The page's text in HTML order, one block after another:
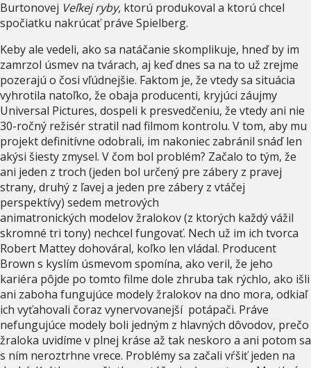
Burtonovej Veľkej ryby, ktorú produkoval a ktorú chcel
spočiatku nakrúcať práve Spielberg.
Keby ale vedeli, ako sa natáčanie skomplikuje, hneď by im
zamrzol úsmev na tvárach, aj keď dnes sa na to už zrejme
pozerajú o čosi vľúdnejšie. Faktom je, že vtedy sa situácia
vyhrotila natoľko, že obaja producenti, kryjúci záujmy
Universal Pictures, dospeli k presvedčeniu, že vtedy ani nie
30-ročný režisér stratil nad filmom kontrolu. V tom, aby mu
projekt definitívne odobrali, im nakoniec zabránil snáď len
akýsi šiesty zmysel. V čom bol problém? Začalo to tým, že
ani jeden z troch (jeden bol určený pre zábery z pravej
strany, druhý z ľavej a jeden pre zábery z vtáčej
perspektívy) sedem metrových
animatronických modelov žralokov (z ktorých každý vážil
skromné tri tony) nechcel fungovať. Nech už im ich tvorca
Robert Mattey dohováral, koľko len vládal. Producent
Brown s kyslím úsmevom spomína, ako veril, že jeho
kariéra pôjde po tomto filme dole zhruba tak rýchlo, ako išli
ani zaboha fungujúce modely žralokov na dno mora, odkiaľ
ich vyťahovali čoraz vynervovanejší potápači. Práve
nefungujúce modely boli jedným z hlavných dôvodov, prečo
žraloka uvidíme v plnej kráse až tak neskoro a ani potom sa
s ním neroztrhne vrece. Problémy sa začali vŕšiť jeden na